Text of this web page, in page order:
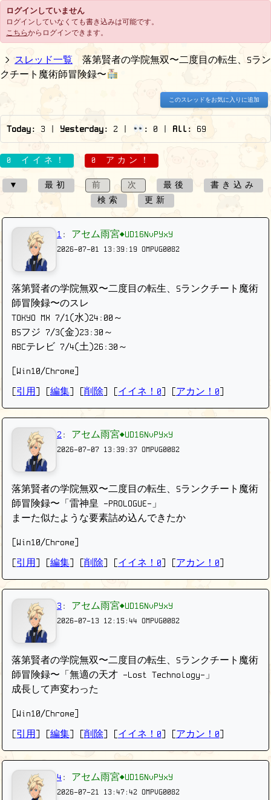
ログインしていません
ログインしていなくても書き込みは可能です。
こちらからログインできます。
スレッド一覧
落第賢者の学院無双〜二度目の転生、Sラン
クチート魔術師冒険録〜
このスレッドをお気に入りに追加
Today: 3 Yesterday: 2 : 0 All: 69
0 イイネ！ 0 アカン！
▼ 最初 前 次 最後
書き込み
検索
更新
1 : アセム雨宮◆UD16NvPYxY
2026-07-01 13:39:19 OMPVG0082
落第賢者の学院無双〜二度目の転生、Sランクチート魔術
師冒険録〜のスレ
TOKYO MX 7/1(水)24:00～
BSフジ 7/3(金)23:30～
ABCテレビ 7/4(土)26:30～
[Win10/Chrome]
引用 編集 削除 イイネ！0 アカン！0
2 : アセム雨宮◆UD16NvPYxY
2026-07-07 13:39:37 OMPVG0082
落第賢者の学院無双〜二度目の転生、Sランクチート魔術
師冒険録〜「雷神皇 -PROLOGUE-」
まーた似たような要素詰め込んできたか
[Win10/Chrome]
引用 編集 削除 イイネ！0 アカン！0
3 : アセム雨宮◆UD16NvPYxY
2026-07-13 12:15:44 OMPVG0082
落第賢者の学院無双〜二度目の転生、Sランクチート魔術
師冒険録〜「無適の天才 -Lost Technology-」
成長して声変わった
[Win10/Chrome]
引用 編集 削除 イイネ！0 アカン！0
4 : アセム雨宮◆UD16NvPYxY
2026-07-21 13:47:42 OMPVG0082